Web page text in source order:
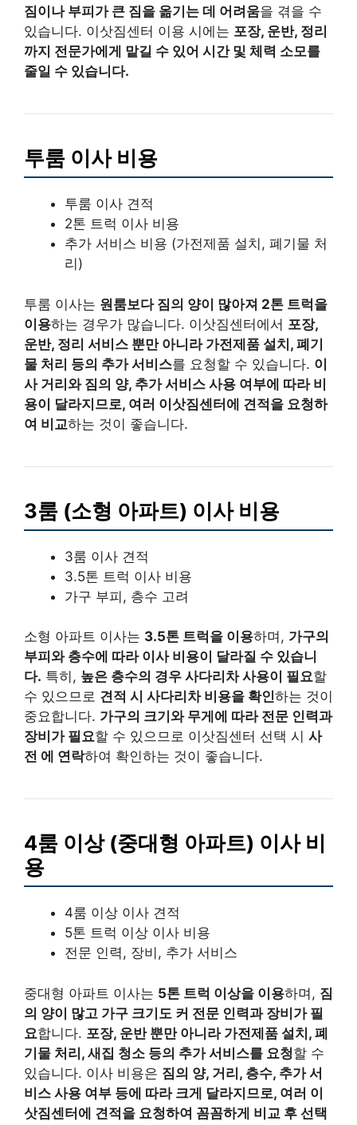
짐이나 부피가 큰 짐을 옮기는 데 어려움을 겪을 수
있습니다. 이삿짐센터 이용 시에는 포장, 운반, 정리
까지 전문가에게 맡길 수 있어 시간 및 체력 소모를
줄일 수 있습니다.
투룸 이사 비용
투룸 이사 견적
2톤 트럭 이사 비용
추가 서비스 비용 (가전제품 설치, 폐기물 처
리)
투룸 이사는 원룸보다 짐의 양이 많아져 2톤 트럭을
이용하는 경우가 많습니다. 이삿짐센터에서 포장,
운반, 정리 서비스 뿐만 아니라 가전제품 설치, 폐기
물 처리 등의 추가 서비스를 요청할 수 있습니다. 이
사 거리와 짐의 양, 추가 서비스 사용 여부에 따라 비
용이 달라지므로, 여러 이삿짐센터에 견적을 요청하
여 비교하는 것이 좋습니다.
3룸 (소형 아파트) 이사 비용
3룸 이사 견적
3.5톤 트럭 이사 비용
가구 부피, 층수 고려
소형 아파트 이사는 3.5톤 트럭을 이용하며, 가구의
부피와 층수에 따라 이사 비용이 달라질 수 있습니
다. 특히, 높은 층수의 경우 사다리차 사용이 필요할
수 있으므로 견적 시 사다리차 비용을 확인하는 것이
중요합니다. 가구의 크기와 무게에 따라 전문 인력과
장비가 필요할 수 있으므로 이삿짐센터 선택 시 사
전 에 연락하여 확인하는 것이 좋습니다.
4룸 이상 (중대형 아파트) 이사 비
용
4룸 이상 이사 견적
5톤 트럭 이상 이사 비용
전문 인력, 장비, 추가 서비스
중대형 아파트 이사는 5톤 트럭 이상을 이용하며, 짐
의 양이 많고 가구 크기도 커 전문 인력과 장비가 필
요합니다. 포장, 운반 뿐만 아니라 가전제품 설치, 폐
기물 처리, 새집 청소 등의 추가 서비스를 요청할 수
있습니다. 이사 비용은 짐의 양, 거리, 층수, 추가 서
비스 사용 여부 등에 따라 크게 달라지므로, 여러 이
삿짐센터에 견적을 요청하여 꼼꼼하게 비교 후 선택